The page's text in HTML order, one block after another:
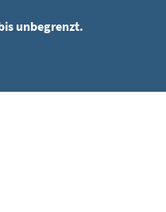
unbegrenzt.